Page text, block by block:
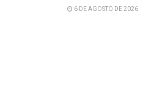
6 DE AGOSTO DE 2026